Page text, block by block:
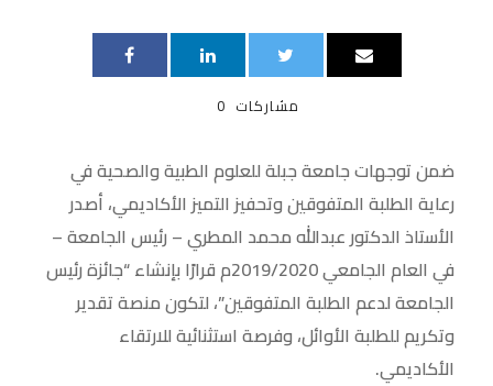
0 مشاركات
ضمن توجهات جامعة جبلة للعلوم الطبية والصحية في
رعاية الطلبة المتفوقين وتحفيز التميز الأكاديمي، أصدر
الأستاذ الدكتور عبدالله محمد المطري – رئيس الجامعة –
في العام الجامعي 2019/2020م قرارًا بإنشاء “جائزة رئيس
الجامعة لدعم الطلبة المتفوقين”، لتكون منصة تقدير
وتكريم للطلبة الأوائل، وفرصة استثنائية للارتقاء
الأكاديمي.